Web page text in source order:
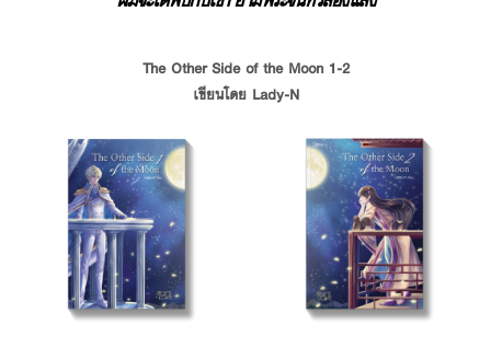
The Other Side of the Moon 1-2
เขียนโดย Lady-N